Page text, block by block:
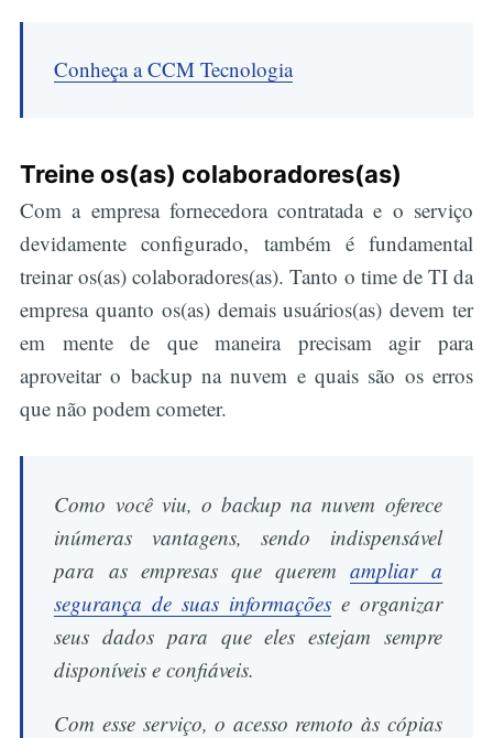
Conheça a CCM Tecnologia
Treine os(as) colaboradores(as)
Com a empresa fornecedora contratada e o serviço
devidamente configurado, também é fundamental
treinar os(as) colaboradores(as). Tanto o time de TI da
empresa quanto os(as) demais usuários(as) devem ter
em mente de que maneira precisam agir para
aproveitar o backup na nuvem e quais são os erros
que não podem cometer.
Como você viu, o backup na nuvem oferece
inúmeras vantagens, sendo indispensável
para as empresas que queremampliar a
segurança de suas informaçõese organizar
seus dados para que eles estejam sempre
disponíveis e confiáveis.
Com esse serviço, o acesso remoto às cópias